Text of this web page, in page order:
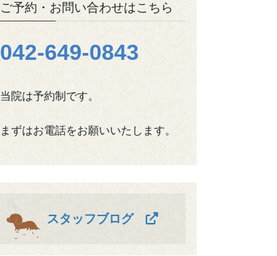
ご予約・お問い合わせはこちら
042-649-0843
当院は予約制です。
まずはお電話をお願いいたします。
スタッフブログ